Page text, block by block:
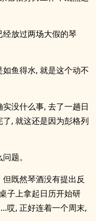
放过两场大假的琴
鱼得水, 就是这个动不
没什么事, 去了一趟日
, 就这还是因为彭格列
题。
既然琴酒没有提出反
子上拿起日历开始研
哎, 正好连着一个周末,